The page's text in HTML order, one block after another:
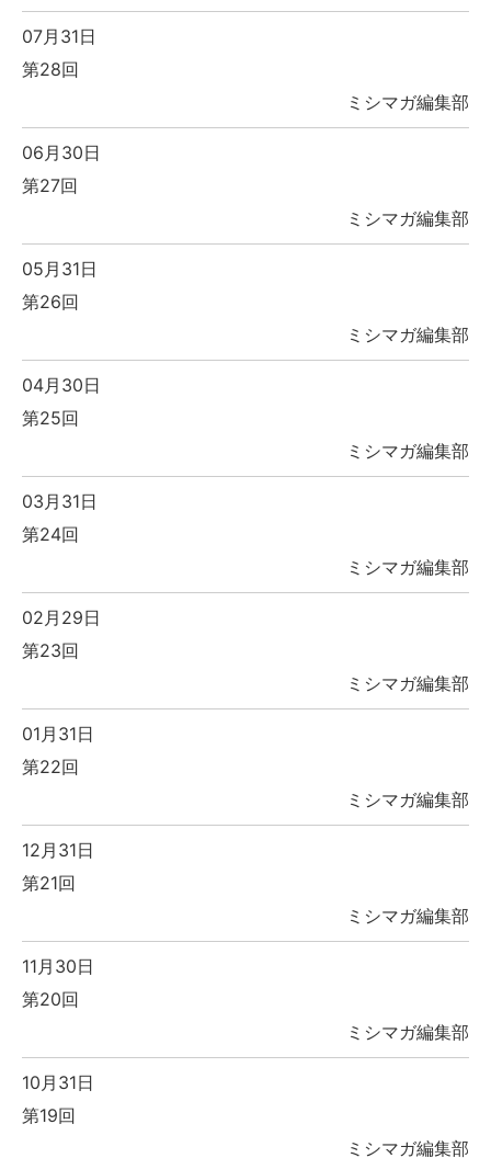
07月31日
第28回
ミシマガ編集部
06月30日
第27回
ミシマガ編集部
05月31日
第26回
ミシマガ編集部
04月30日
第25回
ミシマガ編集部
03月31日
第24回
ミシマガ編集部
02月29日
第23回
ミシマガ編集部
01月31日
第22回
ミシマガ編集部
12月31日
第21回
ミシマガ編集部
11月30日
第20回
ミシマガ編集部
10月31日
第19回
ミシマガ編集部